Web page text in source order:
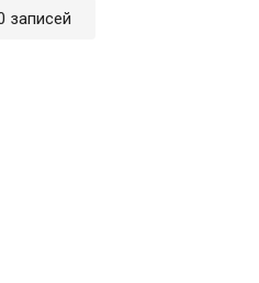
записей